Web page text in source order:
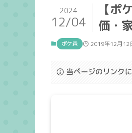
【ポ
価・
2024
12/04
ポケ森 2019年12月12
当ページのリンク